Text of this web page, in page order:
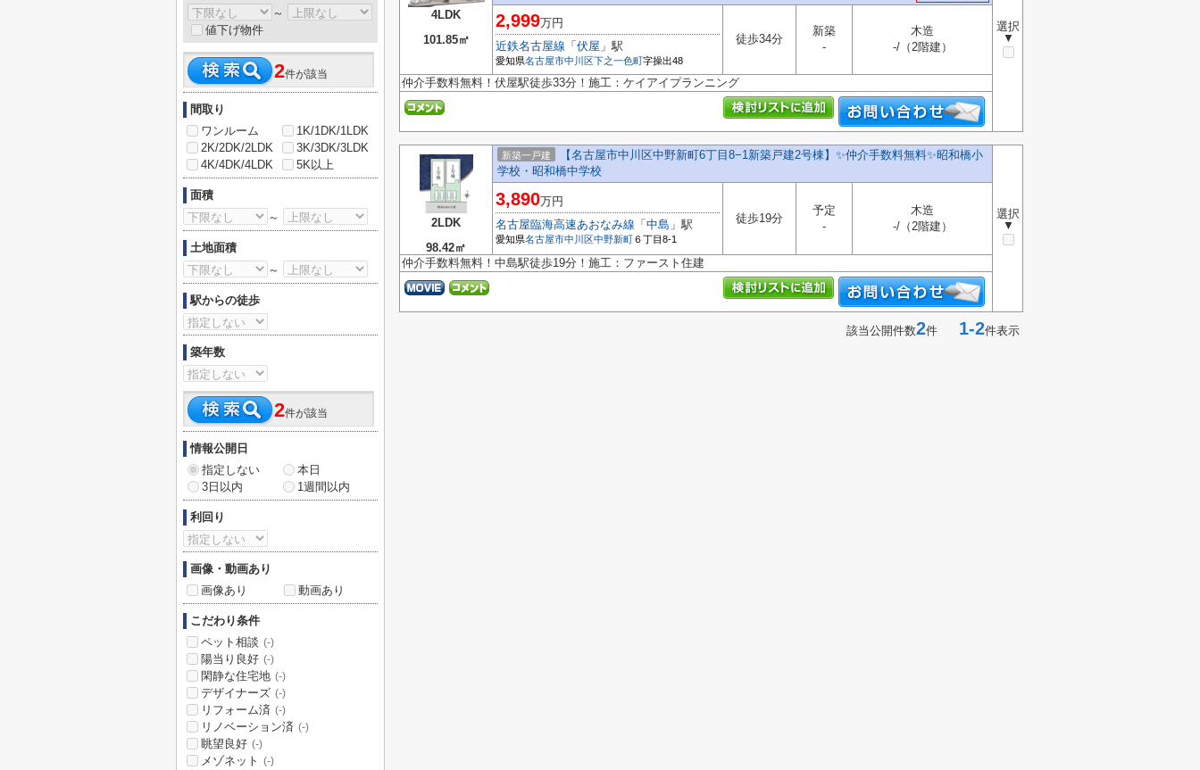
4LDK
101.85㎡
選択
▼
2,999万円
近鉄名古屋線 「 伏屋 」駅
愛知県名古屋市中川区下之一色町字操出48
徒歩34分
新築
-
木造
-/（2階建）
仲介手数料無料！伏屋駅徒歩33分！施工：ケイアイプランニング
2LDK
98.42㎡
新築一戸建
【名古屋市中川区中野新町6丁目8−1新築戸建2号棟】✨️仲介手数料無料✨️昭和橋小
学校・昭和橋中学校
選択
▼
3,890万円
名古屋臨海高速あおなみ線 「 中島 」駅
愛知県名古屋市中川区中野新町６丁目8-1
徒歩19分
予定
-
木造
-/（2階建）
仲介手数料無料！中島駅徒歩19分！施工：ファースト住建
該当公開件数2件 1-2件表示
～
値下げ物件
2件が該当
間取り
ワンルーム
1K/1DK/1LDK
2K/2DK/2LDK
3K/3DK/3LDK
4K/4DK/4LDK
5K以上
面積
～
土地面積
～
駅からの徒歩
築年数
2件が該当
情報公開日
指定しない
本日
3日以内
1週間以内
利回り
画像・動画あり
画像あり
動画あり
こだわり条件
ペット相談 (-)
陽当り良好 (-)
閑静な住宅地 (-)
デザイナーズ (-)
リフォーム済 (-)
リノベーション済 (-)
眺望良好 (-)
メゾネット (-)